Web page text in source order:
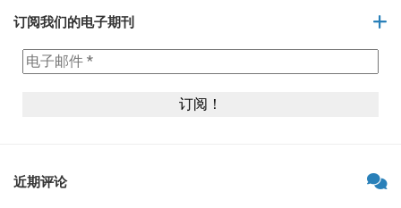
订阅我们的电子期刊
近期评论